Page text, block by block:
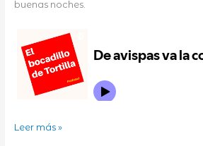
buenas noches.
De
Leer más »